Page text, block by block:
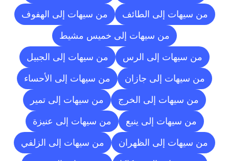
من سيهات إلى الطائف من سيهات إلى الهفوف
من سيهات إلى خميس مشيط
من سيهات إلى الرس من سيهات إلى الجبيل
من سيهات إلى جازان من سيهات إلى الأحساء
من سيهات إلى الخرج من سيهات إلى تمير
من سيهات إلى ينبع من سيهات إلى عنيزة
من سيهات إلى الظهران من سيهات إلى الزلفي